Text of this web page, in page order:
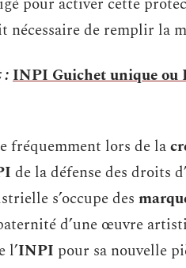
nécessaire de remplir la
:INPI Guichet unique ou
fréquemment lors de la
de la défense des droits
s’occupe des
d’une œuvre
l’INPI pour sa nouvelle